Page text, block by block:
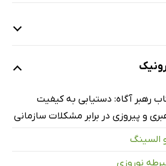
رهبری
رهبر آگاه: دستیابی به کیفیت
و پیروزی در برابر مشکلات سازمانی
السینگ
نوروزی